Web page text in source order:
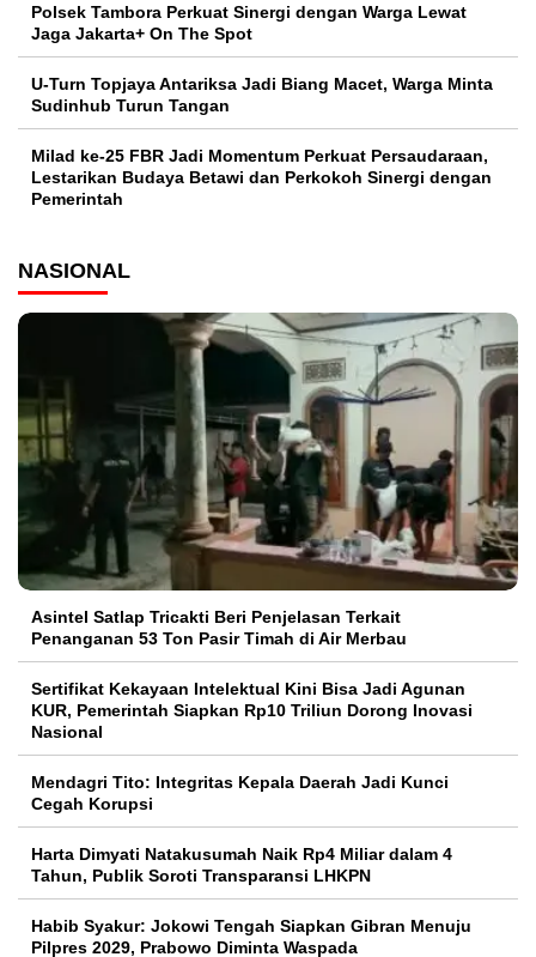
Polsek Tambora Perkuat Sinergi dengan Warga Lewat
Jaga Jakarta+ On The Spot
U-Turn Topjaya Antariksa Jadi Biang Macet, Warga Minta
Sudinhub Turun Tangan
Milad ke-25 FBR Jadi Momentum Perkuat Persaudaraan,
Lestarikan Budaya Betawi dan Perkokoh Sinergi dengan
Pemerintah
NASIONAL
Asintel Satlap Tricakti Beri Penjelasan Terkait
Penanganan 53 Ton Pasir Timah di Air Merbau
Sertifikat Kekayaan Intelektual Kini Bisa Jadi Agunan
KUR, Pemerintah Siapkan Rp10 Triliun Dorong Inovasi
Nasional
Mendagri Tito: Integritas Kepala Daerah Jadi Kunci
Cegah Korupsi
Harta Dimyati Natakusumah Naik Rp4 Miliar dalam 4
Tahun, Publik Soroti Transparansi LHKPN
Habib Syakur: Jokowi Tengah Siapkan Gibran Menuju
Pilpres 2029, Prabowo Diminta Waspada